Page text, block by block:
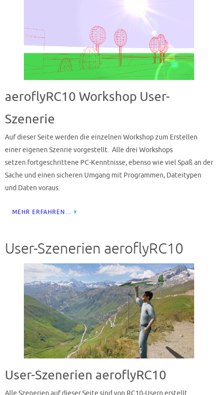
aeroflyRC10 Workshop User-
Szenerie
Auf dieser Seite werden die einzelnen Workshop zum Erstellen
einer eigenen Szenrie vorgestellt. Alle drei Workshops
setzen fortgeschrittene PC-Kenntnisse, ebenso wie viel Spaß an der
Sache und einen sicheren Umgang mit Programmen, Dateitypen
und Daten voraus.
MEHR ERFAHREN…
User-Szenerien aeroflyRC10
User-Szenerien aeroflyRC10
Alle Szenerien auf dieser Seite sind von RC10-Usern erstellt